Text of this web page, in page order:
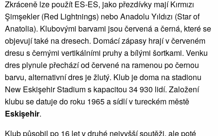
Zkráceně lze použít ES-ES, jako přezdívky mají Kırmızı
Şimşekler (Red Lightnings) nebo Anadolu Yıldızı (Star of
Anatolia). Klubovými barvami jsou červená a černá, které se
objevují také na dresech. Domácí zápasy hrají v červeném
dresu s černými vertikálními pruhy a bílými šortkami. Venku
dres plynule přechází od červené na ramenou po černou
barvu, alternativní dres je žlutý. Klub je doma na stadionu
New Eskişehir Stadium s kapacitou 34 930 lidí. Založení
klubu se datuje do roku 1965 a sídlí v tureckém městě
Eskişehir.
Klub působil po 16 let v druhé nejvyšší soutěži, ale poté